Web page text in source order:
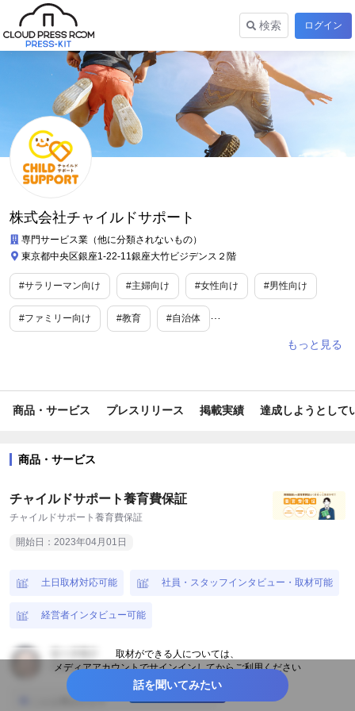
検索 ログイン
株式会社チャイルドサポート
専門サービス業（他に分類されないもの）
東京都中央区銀座1-22-11銀座大竹ビジデンス２階
#サラリーマン向け #主婦向け #女性向け #男性向け
#ファミリー向け #教育 #自治体
#コンピューター・IT #金融・保険商品 #DX #IT
#ライフサポート #toC #日本唯一
#資金調達 #受賞歴あり
#SDGs・ESG #社長・CEO #新商品・サービス #ユニーク
#新生活 #山形 #静岡
話を聞いてみたい
商品・サービス プレスリリース 掲載実績 達成しようとして
商品・サービス
チャイルドサポート養育費保証
チャイルドサポート養育費保証
開始日：2023年04月01日
土日取材対応可能 社員・スタッフインタビュー・取材可能
経営者インタビュー可能
代表取締役（弁護士）
こんな事話せます
取材ができる人については、
メディアアカウントでサインインしてからご利用ください
サインインする